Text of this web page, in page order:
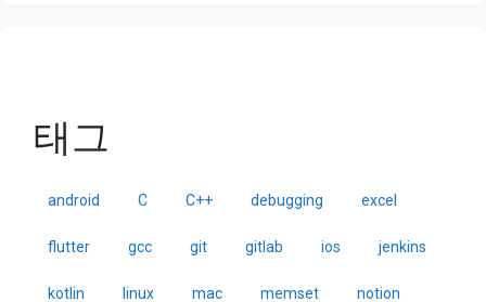
태그
android C C++ debugging excel
flutter gcc git gitlab ios jenkins
kotlin linux mac memset notion